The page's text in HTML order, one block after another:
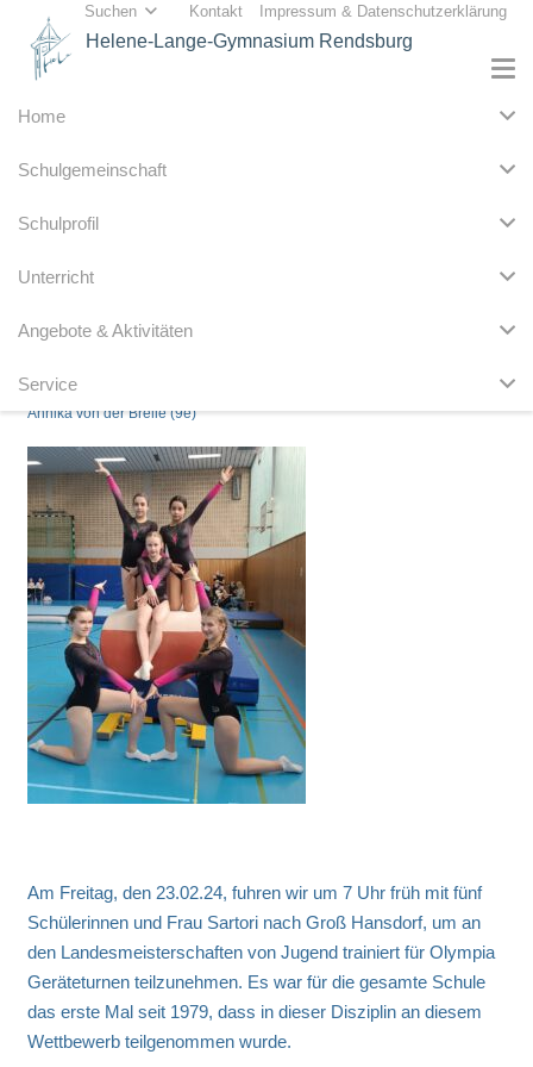
Suchen Kontakt Impressum & Datenschutzerklärung
Helene-Lange-Gymnasium Rendsburg
Home
Schulgemeinschaft
Schulprofil
Unterricht
Angebote & Aktivitäten
Service
Annika von der Brelie (9e)
Am Freitag, den 23.02.24, fuhren wir um 7 Uhr früh mit fünf
Schülerinnen und Frau Sartori nach Groß Hansdorf, um an
den Landesmeisterschaften von Jugend trainiert für Olympia
Geräteturnen teilzunehmen. Es war für die gesamte Schule
das erste Mal seit 1979, dass in dieser Disziplin an diesem
Wettbewerb teilgenommen wurde.